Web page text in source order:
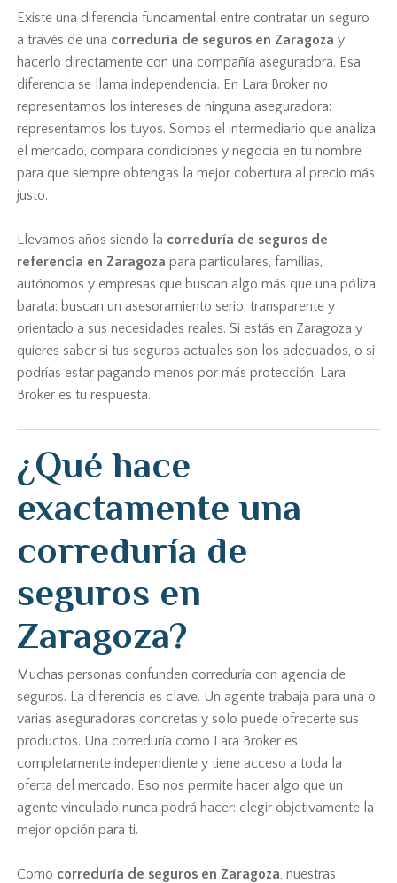
Existe una diferencia fundamental entre contratar un seguro
a través de una correduría de seguros en Zaragoza y
hacerlo directamente con una compañía aseguradora. Esa
diferencia se llama independencia. En Lara Broker no
representamos los intereses de ninguna aseguradora:
representamos los tuyos. Somos el intermediario que analiza
el mercado, compara condiciones y negocia en tu nombre
para que siempre obtengas la mejor cobertura al precio más
justo.
Llevamos años siendo la correduría de seguros de
referencia en Zaragoza para particulares, familias,
autónomos y empresas que buscan algo más que una póliza
barata: buscan un asesoramiento serio, transparente y
orientado a sus necesidades reales. Si estás en Zaragoza y
quieres saber si tus seguros actuales son los adecuados, o si
podrías estar pagando menos por más protección, Lara
Broker es tu respuesta.
¿Qué hace
exactamente una
correduría de
seguros en
Zaragoza?
Muchas personas confunden correduría con agencia de
seguros. La diferencia es clave. Un agente trabaja para una o
varias aseguradoras concretas y solo puede ofrecerte sus
productos. Una correduría como Lara Broker es
completamente independiente y tiene acceso a toda la
oferta del mercado. Eso nos permite hacer algo que un
agente vinculado nunca podrá hacer: elegir objetivamente la
mejor opción para ti.
Como correduría de seguros en Zaragoza, nuestras